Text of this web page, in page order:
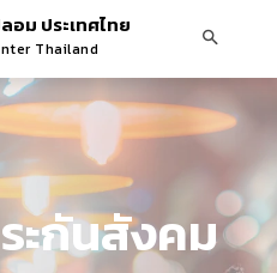
ม ประเทศไทย
Thailand
ะกันสังคม